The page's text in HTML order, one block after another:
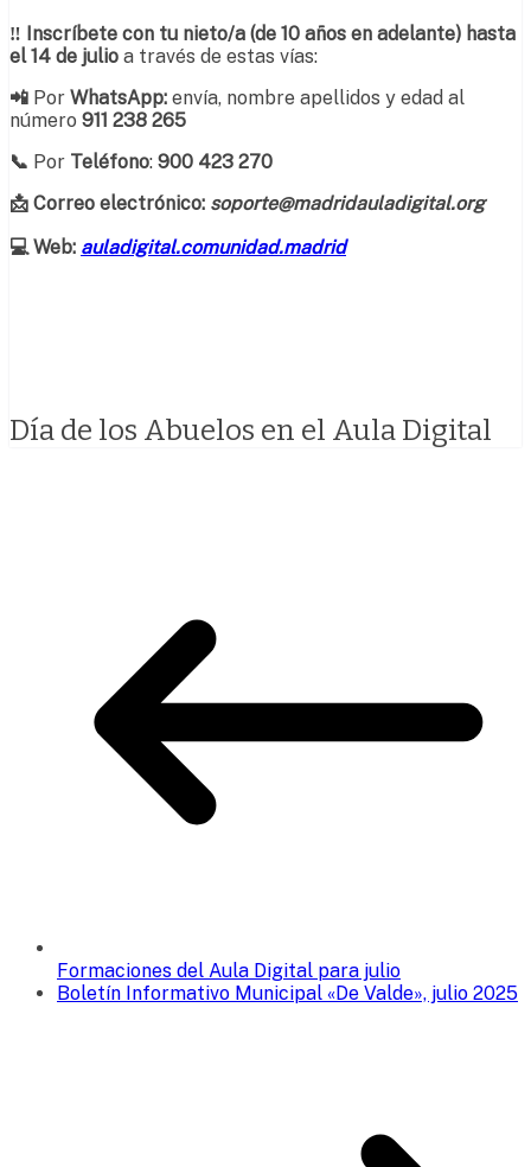
‼ Inscríbete con tu nieto/a (de 10 años en adelante) hasta
el 14 de julio a través de estas vías:
📲 Por WhatsApp: envía, nombre apellidos y edad al
número 911 238 265
📞 Por Teléfono: 900 423 270
📩 Correo electrónico: soporte@madridauladigital.org
💻 Web: auladigital.comunidad.madrid
Día de los Abuelos en el Aula Digital
Formaciones del Aula Digital para julio
Boletín Informativo Municipal «De Valde», julio 2025